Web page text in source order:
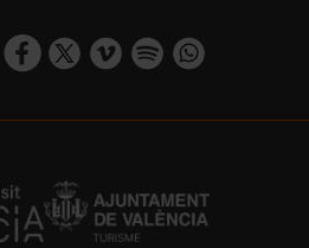
valencia/mycompany/ visit_valencia/
www.youtube.com/user/
https://www.facebook.com/
https://twitter.com/
https://vimeo.com/
https://https://api.whatsapp.com/